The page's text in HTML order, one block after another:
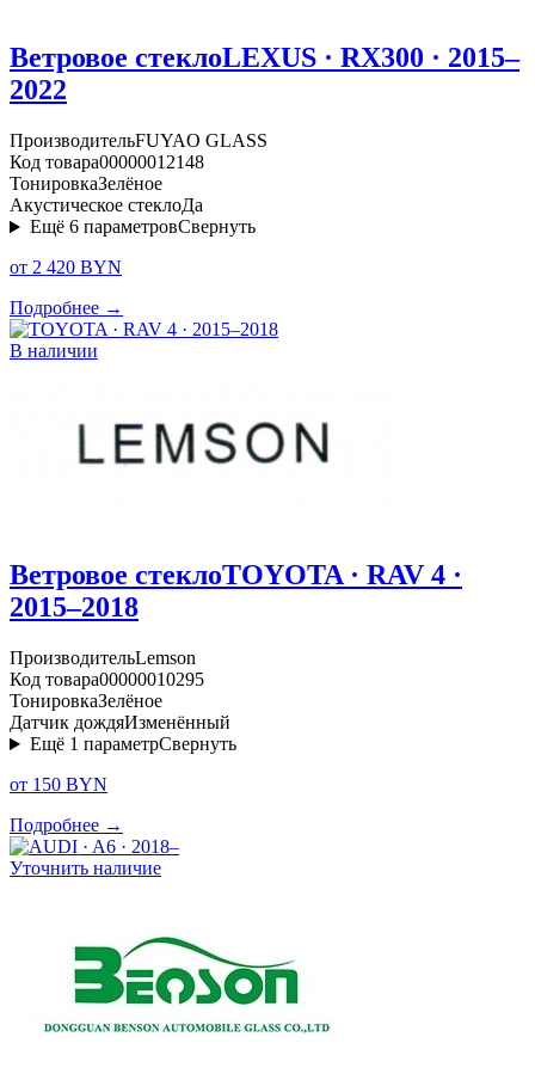
Ветровое стеклоLEXUS · RX300 · 2015–
2022
ПроизводительFUYAO GLASS
Код товара00000012148
ТонировкаЗелёное
Акустическое стеклоДа
Ещё 6 параметровСвернуть
от 2 420 BYN
Подробнее →
В наличии
Ветровое стеклоTOYOTA · RAV 4 ·
2015–2018
ПроизводительLemson
Код товара00000010295
ТонировкаЗелёное
Датчик дождяИзменённый
Ещё 1 параметрСвернуть
от 150 BYN
Подробнее →
Уточнить наличие